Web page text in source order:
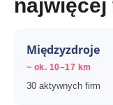
Międzyzdroje
~ ok. 10–17 km
30 aktywnych firm